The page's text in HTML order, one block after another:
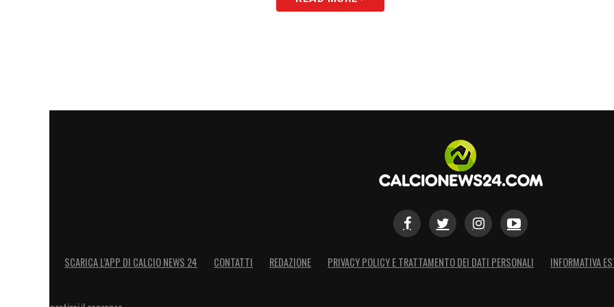
SCARICA L’APP DI CALCIO NEWS 24 CONTATTI REDAZIONE PRIVACY POLICY E TRATTAMENTO DEI DATI PERSONALI INFORMATIVA